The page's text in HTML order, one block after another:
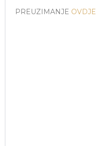
PREUZIMANJE OVDJE